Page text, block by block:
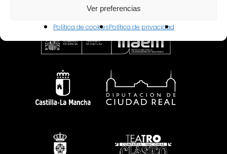
Ver preferencias
Política de cookiesPolítica de privacidad